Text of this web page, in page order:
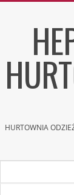
HURTOWNIA